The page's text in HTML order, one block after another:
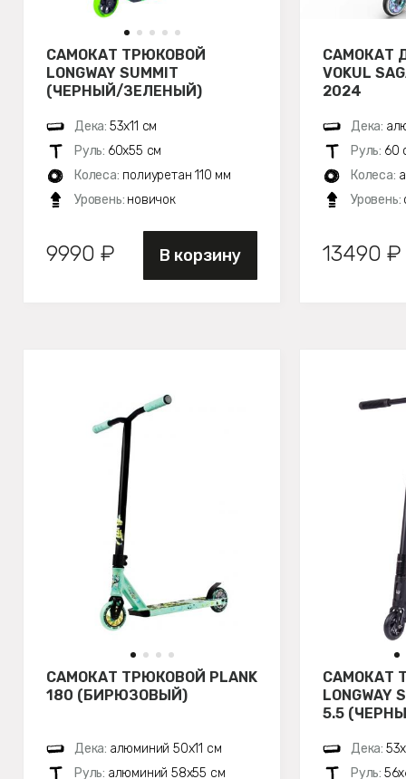
САМОКАТ ТРЮКОВОЙ
LONGWAY SUMMIT
(ЧЕРНЫЙ/ЗЕЛЕНЫЙ)
Дека: 53х11 см
Руль: 60х55 см
Колеса: полиуретан 110 мм
Уровень: новичок
9990 ₽ В корзину
САМОКАТ
VOKUL
2024
Дека:
Руль: 60
Колеса:
Уровень:
13490 ₽
САМОКАТ ТРЮКОВОЙ PLANK
180 (БИРЮЗОВЫЙ)
Дека: алюминий 50х11 см
Руль: алюминий 58х55 см
САМОКАТ
LONGWAY
5.5
Дека:
Руль: